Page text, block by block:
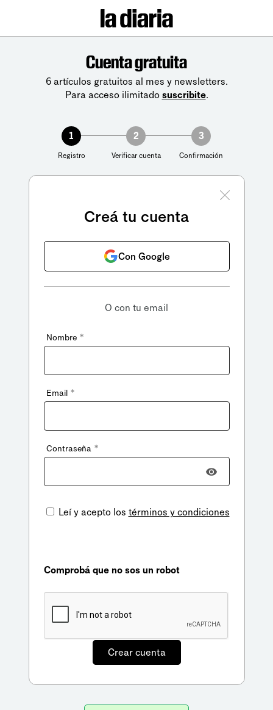
Cuenta gratuita
6 artículos gratuitos al mes y newsletters.
Para acceso ilimitado suscribite.
1
Registro
2
Verificar cuenta
3
Confirmación
Creá tu cuenta
Con Google
O con tu email
Nombre *
Email *
Contraseña *
Leí y acepto los términos y condiciones
Comprobá que no sos un robot